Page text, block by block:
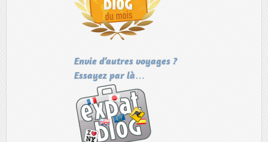
Envie d’autres voyages ?
Essayez par là…